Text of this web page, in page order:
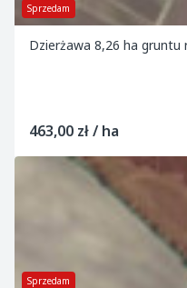
Sprzedam
Dzierżawa 8,26 ha gruntu
463,00 zł / ha
Sprzedam